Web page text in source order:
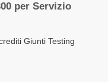
per Servizio
Giunti Testing